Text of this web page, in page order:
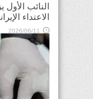
النائب
الاعتداء
2026/06/11